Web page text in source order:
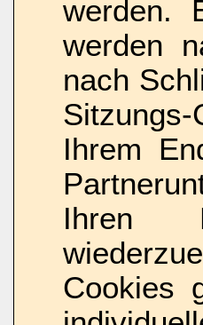
werden.
werden
nach
Ihrem
Ihren
Cookies